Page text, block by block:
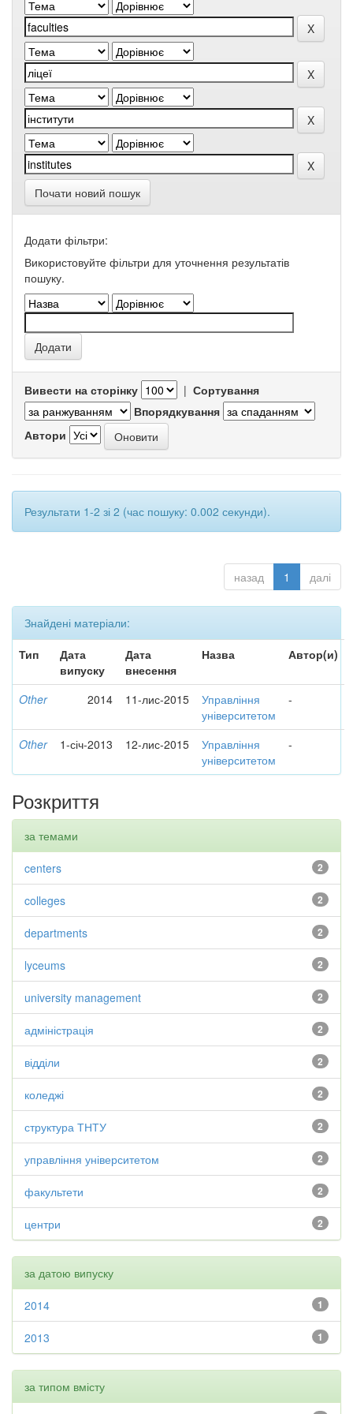
Почати новий пошук
Додати фільтри:
Використовуйте фільтри для уточнення результатів
пошуку.
Вивести на сторінку | Сортування
Впорядкування
Автори
Результати 1-2 зі 2 (час пошуку: 0.002 секунди).
назад 1 далі
Знайдені матеріали:
Тип
Дата
випуску
Дата
внесення
Назва Автор(и)
Other 2014 11-лис-2015
Управління
університетом
-
Other 1-січ-2013 12-лис-2015
Управління
університетом
-
Розкриття
за темами
2
centers
2
colleges
2
departments
2
lyceums
2
university management
2
адміністрація
2
відділи
2
коледжі
2
структура ТНТУ
2
управління університетом
2
факультети
2
центри
за датою випуску
1
2014
1
2013
за типом вмісту